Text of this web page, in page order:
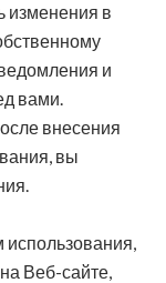
изменения в
и
вами.
внесения
вы
Веб-сайте,